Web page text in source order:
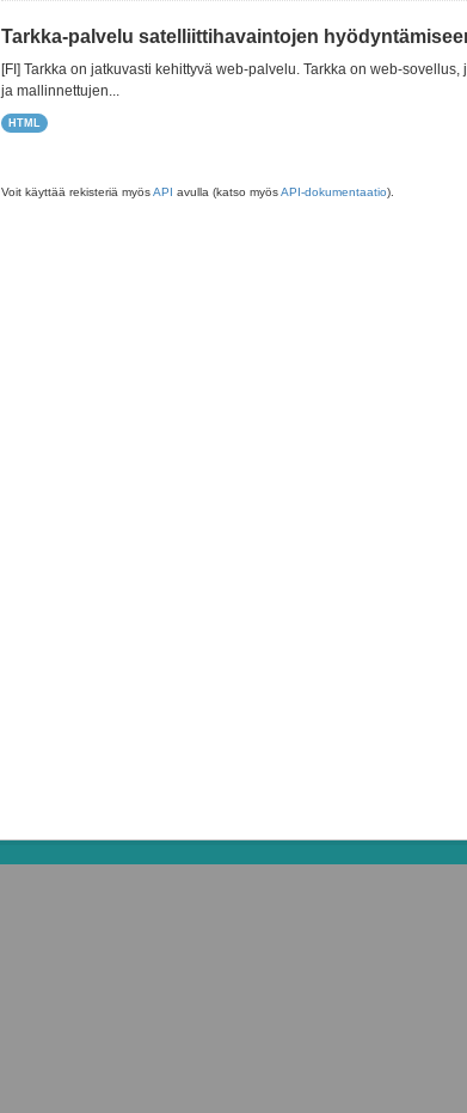
Tarkka-palvelu satelliittihavaintojen
[FI] Tarkka on jatkuvasti kehittyvä web-palvelu. Tarkka on web-
ja mallinnettujen...
HTML
Voit käyttää rekisteriä myösAPI avulla (katso myösAPI-dokumentaatio).